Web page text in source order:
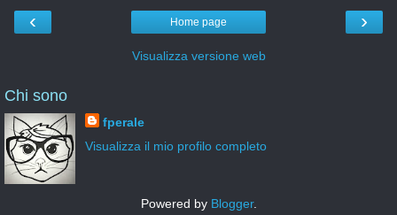
‹ ›
Home page
Visualizza versione web
Chi sono
fperale
Visualizza il mio profilo completo
Powered by Blogger.